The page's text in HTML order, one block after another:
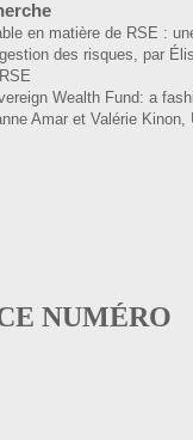
en matière de RSE :
des risques, par
Wealth Fund: a
Amar et Valérie
NUMÉRO